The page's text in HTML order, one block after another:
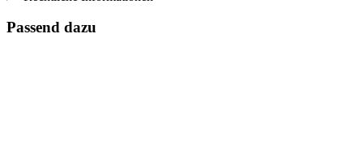
Passend dazu